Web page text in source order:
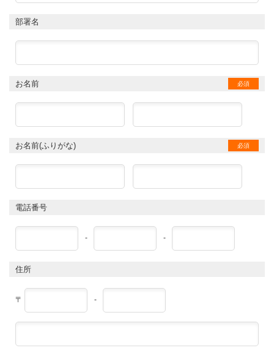
部署名
お名前 必須
お名前(ふりがな) 必須
電話番号
- -
住所
〒 -